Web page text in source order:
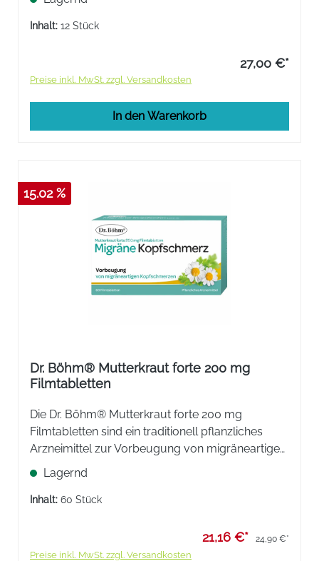
Gehalt an Beta-Glucan und Karamellaroma.
Inhalt: 12 Stück
27,00 €*
Preise inkl. MwSt. zzgl. Versandkosten
In den Warenkorb
15.02 %
Dr. Böhm® Mutterkraut forte 200 mg
Filmtabletten
Die Dr. Böhm® Mutterkraut forte 200 mg
Filmtabletten sind ein traditionell pflanzliches
Arzneimittel zur Vorbeugung von migräneartigen
Kopfschmerzen (Migränekopfschmerz).
Lagernd
Inhalt: 60 Stück
21,16 €* 24,90 €*
Preise inkl. MwSt. zzgl. Versandkosten